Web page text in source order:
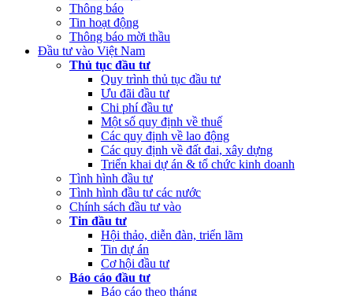
(Thứ Ba, 21/03/2023 04:55)
2022 của Ban Quản lý dự án Nâng cấp và phát triển Hệ thống
thông tin quốc gia về đầu tư
(Thứ Hai, 20/03/2023 05:26)Báo cáo tình hình thực hiện dự toán
NSNN Quý 4 và cả năm 2022
(Thứ Hai, 20/03/2023 05:17)Công bố công khai quyết toán ngân
sách nhà nước năm 2022 cùa Trung tâm Xúc tiến đầu tư phía Bắc
(Thứ Sáu, 24/02/2023 05:43)Việt Nam, Bỉ thúc đẩy hợp tác đổi
mới sáng tạo
Thông báo
Tin hoạt động
Thông báo mời thầu
Đầu tư vào Việt Nam
Thủ tục đầu tư
Quy trình thủ tục đầu tư
Ưu đãi đầu tư
Chi phí đầu tư
Một số quy định về thuế
Các quy định về lao động
Các quy định về đất đai, xây dựng
Triển khai dự án & tổ chức kinh doanh
Tình hình đầu tư
Tình hình đầu tư các nước
Chính sách đầu tư vào
Tin đầu tư
Hội thảo, diễn đàn, triển lãm
Tin dự án
Cơ hội đầu tư
Báo cáo đầu tư
Báo cáo theo tháng